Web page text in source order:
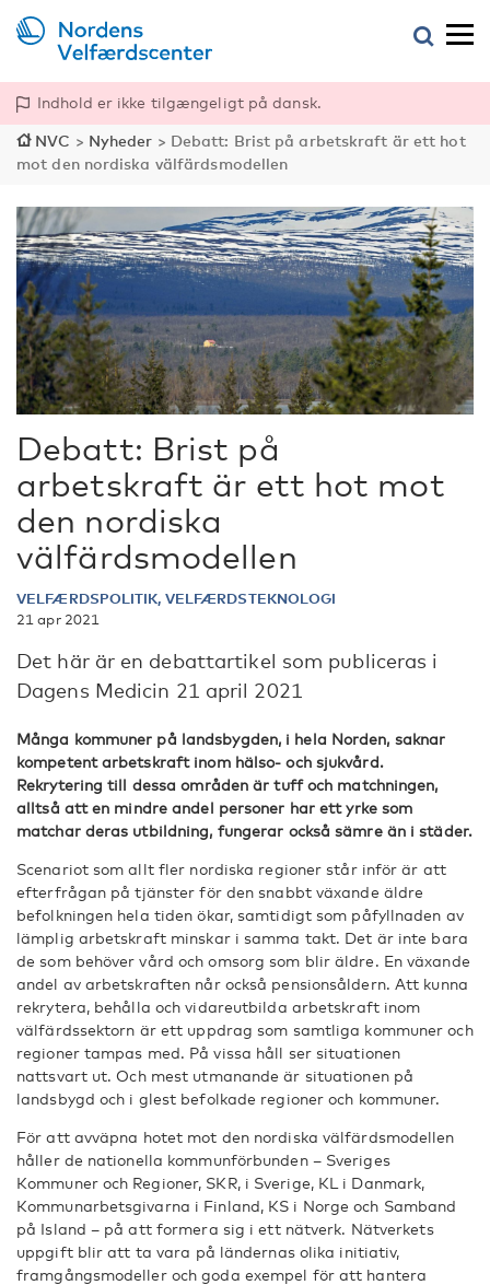
Indhold er ikke tilgængeligt på dansk.
NVC > Nyheder > Debatt: Brist på arbetskraft är ett hot
mot den nordiska välfärdsmodellen
Debatt: Brist på
arbetskraft är ett hot mot
den nordiska
välfärdsmodellen
VELFÆRDSPOLITIK, VELFÆRDSTEKNOLOGI
21 apr 2021
Det här är en debattartikel som publiceras i
Dagens Medicin 21 april 2021
Många kommuner på landsbygden, i hela Norden, saknar
kompetent arbetskraft inom hälso- och sjukvård.
Rekrytering till dessa områden är tuff och matchningen,
alltså att en mindre andel personer har ett yrke som
matchar deras utbildning, fungerar också sämre än i städer.
Scenariot som allt fler nordiska regioner står inför är att
efterfrågan på tjänster för den snabbt växande äldre
befolkningen hela tiden ökar, samtidigt som påfyllnaden av
lämplig arbetskraft minskar i samma takt. Det är inte bara
de som behöver vård och omsorg som blir äldre. En växande
andel av arbetskraften når också pensionsåldern. Att kunna
rekrytera, behålla och vidareutbilda arbetskraft inom
välfärdssektorn är ett uppdrag som samtliga kommuner och
regioner tampas med. På vissa håll ser situationen
nattsvart ut. Och mest utmanande är situationen på
landsbygd och i glest befolkade regioner och kommuner.
För att avväpna hotet mot den nordiska välfärdsmodellen
håller de nationella kommunförbunden – Sveriges
Kommuner och Regioner, SKR, i Sverige, KL i Danmark,
Kommunarbetsgivarna i Finland, KS i Norge och Samband
på Island – på att formera sig i ett nätverk. Nätverkets
uppgift blir att ta vara på ländernas olika initiativ,
framgångsmodeller och goda exempel för att hantera